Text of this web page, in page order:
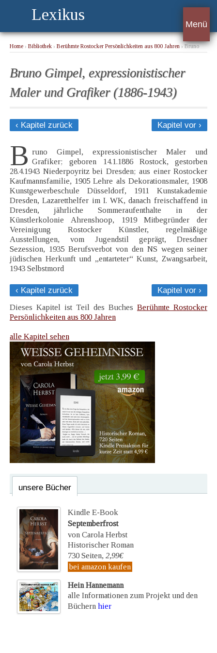
Lexikus
Menü
Home › Bibliothek › Berühmte Rostocker Persönlichkeiten aus 800 Jahren › Bruno
Bruno Gimpel, expressionistischer
Maler und Grafiker (1886-1943)
‹ Kapitel zurück Kapitel vor ›
B runo Gimpel, expressionistischer Maler und
Grafiker; geboren 14.1.1886 Rostock, gestorben
28.4.1943 Niederpoyritz bei Dresden; aus einer Rostocker
Kaufmannsfamilie, 1905 Lehre als Dekorationsmaler, 1908
Kunstgewerbeschule Düsseldorf, 1911 Kunstakademie
Dresden, Lazaretthelfer im I. WK, danach freischaffend in
Dresden, jährliche Sommeraufenthalte in der
Künstlerkolonie Ahrenshoop, 1919 Mitbegründer der
Vereinigung Rostocker Künstler, regelmäßige
Ausstellungen, vom Jugendstil geprägt, Dresdner
Sezession, 1935 Berufsverbot von den NS wegen seiner
jüdischen Herkunft und „entarteter“ Kunst, Zwangsarbeit,
1943 Selbstmord
‹ Kapitel zurück
Kapitel vor ›
Dieses Kapitel ist Teil des Buches Berühmte Rostocker
Persönlichkeiten aus 800 Jahren
alle Kapitel sehen
unsere Bücher
Kindle E-Book
Septemberfrost
von Carola Herbst
Historischer Roman
730 Seiten, 2,99€
bei amazon kaufen
Hein Hannemann
alle Informationen zum Projekt und den
Büchern hier